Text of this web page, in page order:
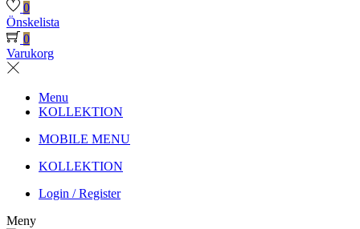
0
Önskelista
0
Varukorg
Menu
KOLLEKTION
MOBILE MENU
KOLLEKTION
Login / Register
Meny